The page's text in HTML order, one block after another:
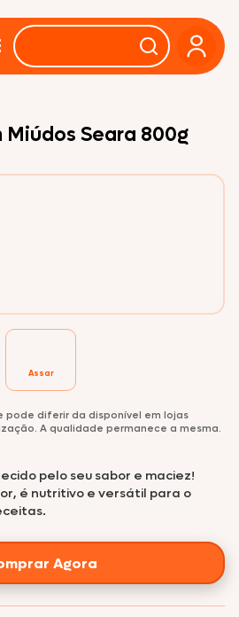
Miúdos Seara 800g
Assar
pode diferir da disponível em lojas
A qualidade permanece a mesma.
pelo seu sabor e maciez!
é nutritivo e versátil para o
Agora